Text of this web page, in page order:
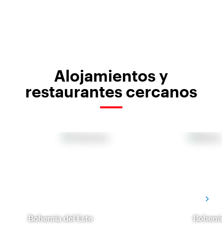
Alojamientos y
restaurantes cercanos
Bohemia del Este